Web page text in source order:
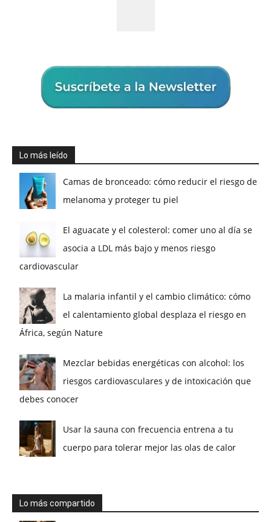
Lo más leído
Camas de bronceado: cómo reducir el riesgo de
melanoma y proteger tu piel
El aguacate y el colesterol: comer uno al día se
asocia a LDL más bajo y menos riesgo
cardiovascular
La malaria infantil y el cambio climático: cómo
el calentamiento global desplaza el riesgo en
África, según Nature
Mezclar bebidas energéticas con alcohol: los
riesgos cardiovasculares y de intoxicación que
debes conocer
Usar la sauna con frecuencia entrena a tu
cuerpo para tolerar mejor las olas de calor
Lo más compartido